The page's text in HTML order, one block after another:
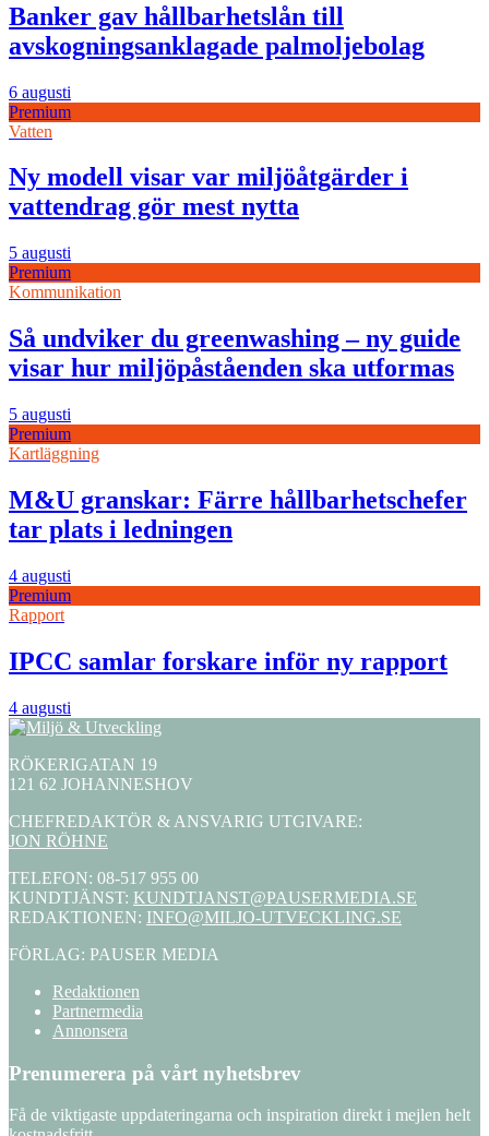
Banker gav hållbarhetslån till
avskogningsanklagade palmoljebolag
6 augusti
Premium
Vatten
Ny modell visar var miljöåtgärder i
vattendrag gör mest nytta
5 augusti
Premium
Kommunikation
Så undviker du greenwashing – ny guide
visar hur miljöpåståenden ska utformas
5 augusti
Premium
Kartläggning
M&U granskar: Färre hållbarhetschefer
tar plats i ledningen
4 augusti
Premium
Rapport
IPCC samlar forskare inför ny rapport
4 augusti
RÖKERIGATAN 19
121 62 JOHANNESHOV
CHEFREDAKTÖR & ANSVARIG UTGIVARE:
JON RÖHNE
TELEFON: 08-517 955 00
KUNDTJÄNST: KUNDTJANST@PAUSERMEDIA.SE
REDAKTIONEN: INFO@MILJO-UTVECKLING.SE
FÖRLAG: PAUSER MEDIA
Redaktionen
Partnermedia
Annonsera
Prenumerera på vårt nyhetsbrev
Få de viktigaste uppdateringarna och inspiration direkt i mejlen helt